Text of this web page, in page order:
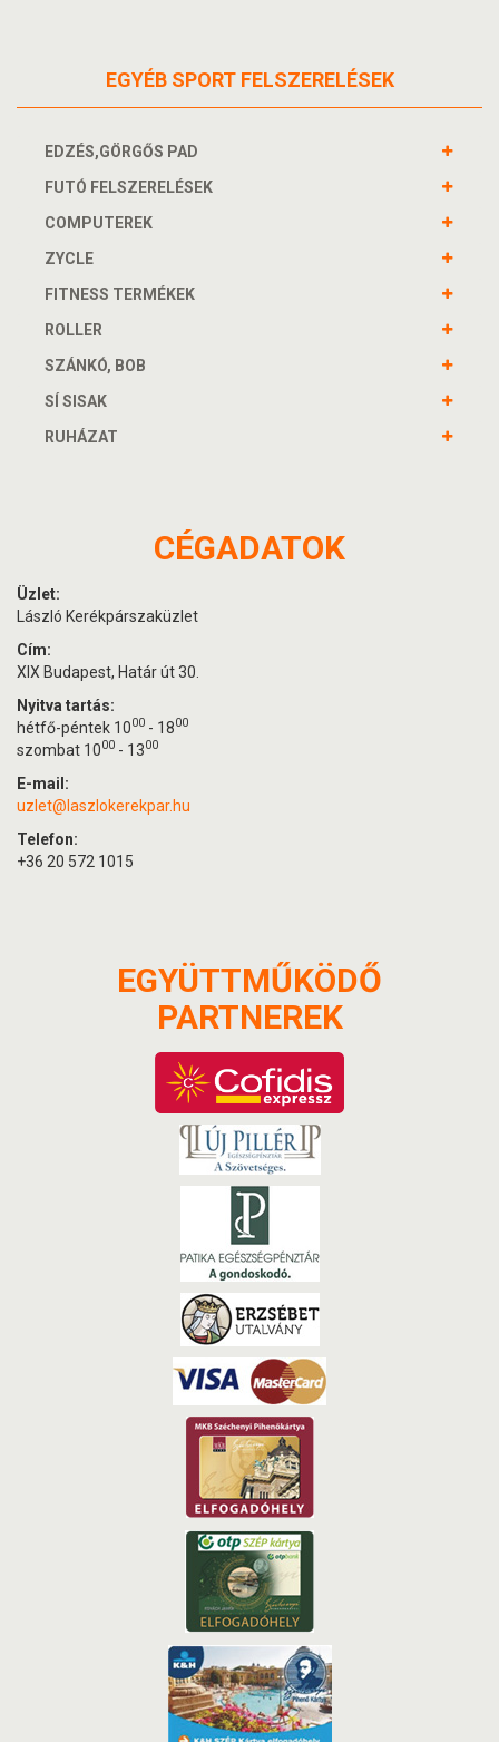
EGYÉB SPORT FELSZERELÉSEK
EDZÉS,GÖRGŐS PAD
FUTÓ FELSZERELÉSEK
COMPUTEREK
ZYCLE
FITNESS TERMÉKEK
ROLLER
SZÁNKÓ, BOB
SÍ SISAK
RUHÁZAT
CÉGADATOK
Üzlet:
László Kerékpárszaküzlet
Cím:
XIX Budapest, Határ út 30.
Nyitva tartás:
hétfő-péntek 1000 - 1800
szombat 1000 - 1300
E-mail:
uzlet@laszlokerekpar.hu
Telefon:
+36 20 572 1015
EGYÜTTMŰKÖDŐ
PARTNEREK